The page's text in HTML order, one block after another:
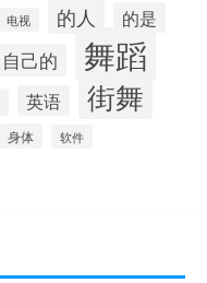
电视 的人 的是
自己的 舞蹈
英语 街舞
身体 软件